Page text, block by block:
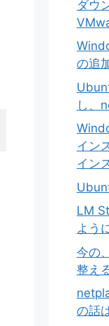
ダウ
の追
し、
イン
イン
LM
よう
今の
整え
の話